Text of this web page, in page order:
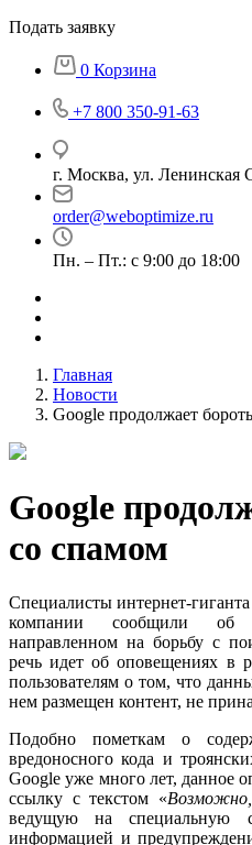
Подать заявку
0 Корзина
+7 800 350-91-63
г. Москва, ул. Ленинская
order@weboptimize.ru
Пн. – Пт.: с 9:00 до 18:00
Главная
Новости
Google продолжает
Google
со спамом
Специалисты интернет-
компании сообщили об
направленном на борьбу с
речь идет об оповещениях в
пользователям о том, что
нем размещен контент, не
Подобно пометкам о
вредоносного кода и
Google уже много лет, данное
ссылку с текстом «
ведущую на специальную
информацией и